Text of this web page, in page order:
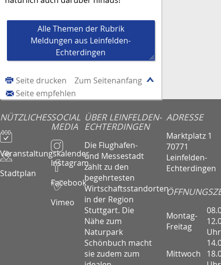
Alle Themen der Rubrik
Meldungen aus Leinfelden-
Echterdingen
Zum Seitenanfang
Seite drucken
Seite empfehlen
NÜTZLICHES
Veranstaltungskalender
Stadtplan
SOCIAL
MEDIA
Instagram
Facebook
Vimeo
ÜBER LEINFELDEN-
ECHTERDINGEN
Die Flughafen-
und Messestadt
zählt zu den
begehrtesten
Wirtschaftsstandorten
in der Region
Stuttgart. Die
Nähe zum
Naturpark
Schönbuch macht
sie zudem zum
ADRESSE
Marktplatz 1
70771
Leinfelden-
Echterdingen
Montag-
Freitag
Uhr
Mittwoch